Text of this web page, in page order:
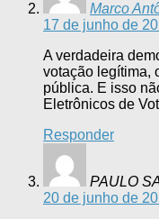
Marco
17 de junho de
A verdadeira
votação legítima,
pública. E isso
Eletrônicos de
Responder
PAULO
20 de junho de